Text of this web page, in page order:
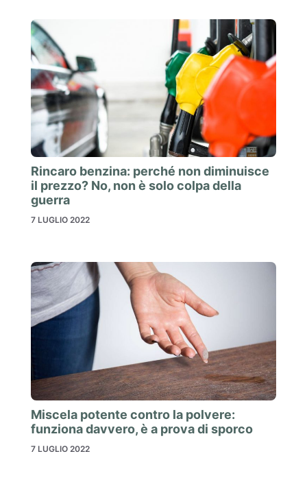
Rincaro benzina: perché non diminuisce
il prezzo? No, non è solo colpa della
guerra
7 LUGLIO 2022
Miscela potente contro la polvere:
funziona davvero, è a prova di sporco
7 LUGLIO 2022